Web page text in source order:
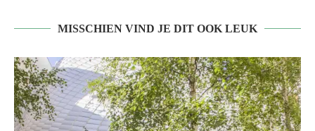
MISSCHIEN VIND JE DIT OOK LEUK